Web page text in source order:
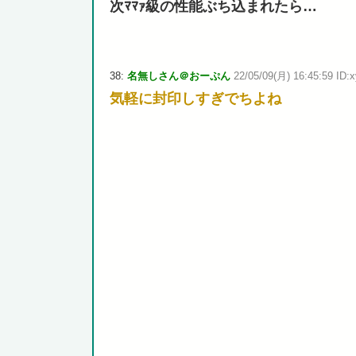
次ﾏﾏｧ級の性能ぶち込まれたら…
38: 名無しさん＠おーぷん 22/05/09(月) 16:45:59
気軽に封印しすぎでちよね